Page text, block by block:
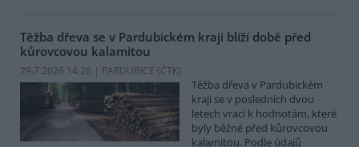
Těžba dřeva se v Pardubickém kraji blíží době před
kůrovcovou kalamitou
29.7.2026 14:28 | PARDUBICE (ČTK)
Těžba dřeva v Pardubickém
kraji se v posledních dvou
letech vrací k hodnotám, které
byly běžné před kůrovcovou
kalamitou. Podle údajů